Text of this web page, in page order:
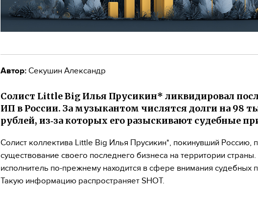
Автор: Секушин Александр
Солист Little Big Илья Прусикин* ликвидировал
ИП в России. За музыкантом числятся долги на 98
рублей, из‑за которых его разыскивают судебные
Солист коллектива Little Big Илья Прусикин*, покинувший Россию,
существование своего последнего бизнеса на территории
исполнитель по-прежнему находится в сфере внимания судебных
Такую информацию распространяет SHOT.